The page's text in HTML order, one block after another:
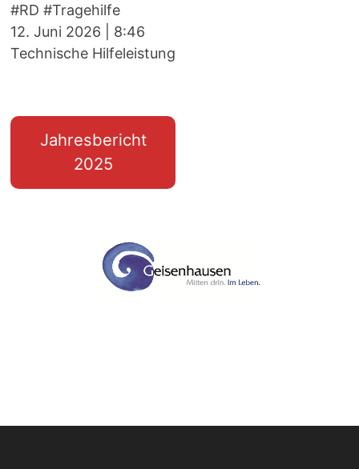
#RD #Tragehilfe
12. Juni 2026
8:46
Technische Hilfeleistung
Jahresbericht
2025